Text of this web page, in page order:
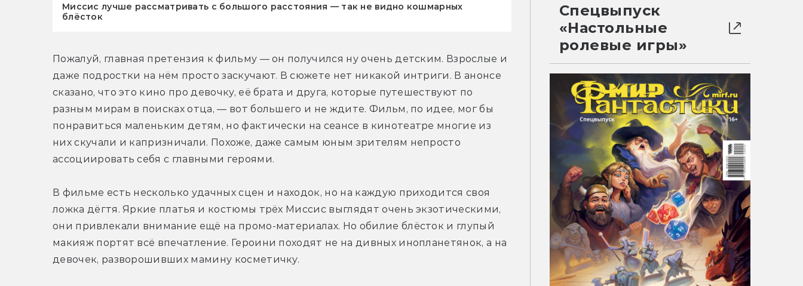
Миссис лучше рассматривать с большого расстояния — так не видно кошмарных
блёсток
Пожалуй, главная претензия к фильму — он получился ну очень детским. Взрослые и
даже подростки на нём просто заскучают. В сюжете нет никакой интриги. В анонсе
сказано, что это кино про девочку, её брата и друга, которые путешествуют по
разным мирам в поисках отца, — вот большего и не ждите. Фильм, по идее, мог бы
понравиться маленьким детям, но фактически на сеансе в кинотеатре многие из
них скучали и капризничали. Похоже, даже самым юным зрителям непросто
ассоциировать себя с главными героями.
В фильме есть несколько удачных сцен и находок, но на каждую приходится своя
ложка дёгтя. Яркие платья и костюмы трёх Миссис выглядят очень экзотическими,
они привлекали внимание ещё на промо-материалах. Но обилие блёсток и глупый
макияж портят всё впечатление. Героини походят не на дивных инопланетянок, а на
девочек, разворошивших мамину косметичку.
Спецвыпуск
«Настольные
ролевые игры»